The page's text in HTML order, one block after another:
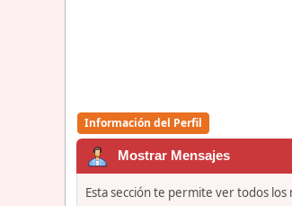
Información del Perfil
Mostrar Mensajes
Esta sección te permite ver todos